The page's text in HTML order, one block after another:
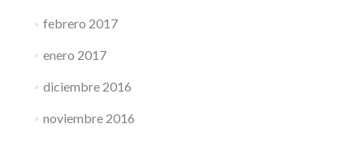
febrero 2017
enero 2017
diciembre 2016
noviembre 2016